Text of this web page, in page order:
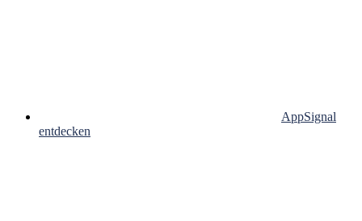
AppSignal
entdecken